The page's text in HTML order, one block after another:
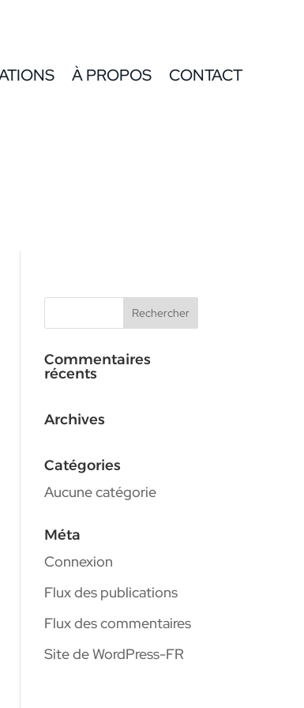
À PROPOS CONTACT
Commentaires
récents
Archives
Catégories
Aucune catégorie
Méta
Connexion
Flux des publications
Flux des commentaires
Site de WordPress-FR